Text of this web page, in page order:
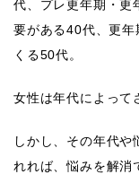
代、プレ更年期・更
要がある40代、更
くる50代。
女性は年代によって
しかし、その年代や
れれば、悩みを解消